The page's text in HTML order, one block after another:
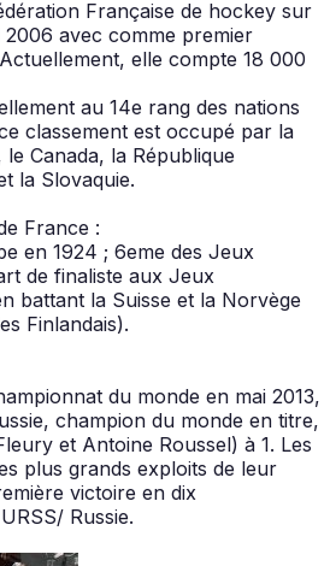
Française de hockey sur
avec comme premier
elle compte 18 000
au 14e rang des nations
classement est occupé par la
Canada, la République
la Slovaquie.
France :
en 1924 ; 6eme des Jeux
de finaliste aux Jeux
battant la Suisse et la Norvège
Finlandais).
du monde en mai 2013,
champion du monde en titre,
et Antoine Roussel) à 1. Les
plus grands exploits de leur
victoire en dix
Russie.